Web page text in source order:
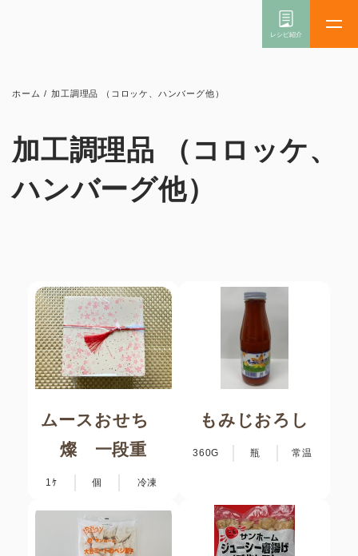
ホーム / 加工調理品 （コロッケ、ハンバーグ他）
加工調理品 （コロッケ、
ハンバーグ他）
ムースおせち
燦 一段重
1ｹ 個 冷凍
もみじおろし
360G 瓶 常温